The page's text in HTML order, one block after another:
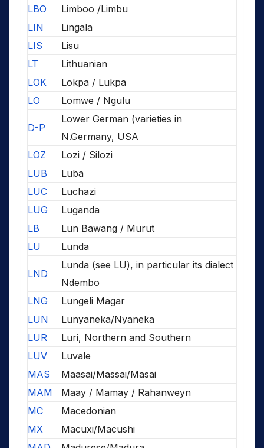
LBO
Limboo /Limbu
LIN
Lingala
LIS
Lisu
LT
Lithuanian
LOK
Lokpa / Lukpa
LO
Lomwe / Ngulu
D-P
Lower German (varieties in
N.Germany, USA
LOZ
Lozi / Silozi
LUB
Luba
LUC
Luchazi
LUG
Luganda
LB
Lun Bawang / Murut
LU
Lunda
LND
Lunda (see LU), in particular its dialect
Ndembo
LNG
Lungeli Magar
LUN
Lunyaneka/Nyaneka
LUR
Luri, Northern and Southern
LUV
Luvale
MAS
Maasai/Massai/Masai
MAM
Maay / Mamay / Rahanweyn
MC
Macedonian
MX
Macuxi/Macushi